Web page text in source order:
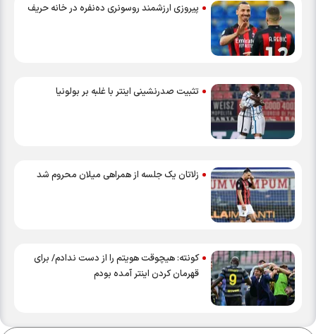
پیروزی ارزشمند روسونری ده‌نفره در خانه حریف
تثبیت صدرنشینی اینتر با غلبه بر بولونیا
زلاتان یک جلسه از همراهی میلان محروم شد
کونته: هیچوقت هویتم را از دست ندادم/ برای
قهرمان کردن اینتر آمده بودم